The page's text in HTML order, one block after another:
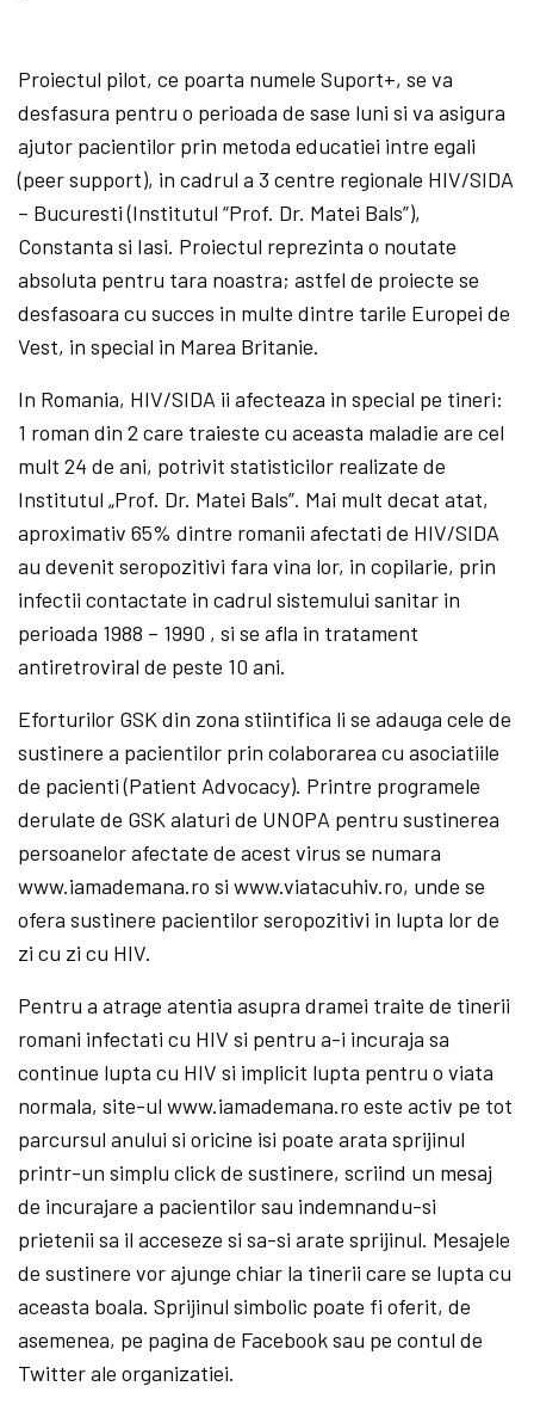
Proiectul pilot, ce poarta numele Suport+, se va
desfasura pentru o perioada de sase luni si va asigura
ajutor pacientilor prin metoda educatiei intre egali
(peer support), in cadrul a 3 centre regionale HIV/SIDA
– Bucuresti (Institutul “Prof. Dr. Matei Bals”),
Constanta si Iasi. Proiectul reprezinta o noutate
absoluta pentru tara noastra; astfel de proiecte se
desfasoara cu succes in multe dintre tarile Europei de
Vest, in special in Marea Britanie.
In Romania, HIV/SIDA ii afecteaza in special pe tineri:
1 roman din 2 care traieste cu aceasta maladie are cel
mult 24 de ani, potrivit statisticilor realizate de
Institutul „Prof. Dr. Matei Bals”. Mai mult decat atat,
aproximativ 65% dintre romanii afectati de HIV/SIDA
au devenit seropozitivi fara vina lor, in copilarie, prin
infectii contactate in cadrul sistemului sanitar in
perioada 1988 – 1990 , si se afla in tratament
antiretroviral de peste 10 ani.
Eforturilor GSK din zona stiintifica li se adauga cele de
sustinere a pacientilor prin colaborarea cu asociatiile
de pacienti (Patient Advocacy). Printre programele
derulate de GSK alaturi de UNOPA pentru sustinerea
persoanelor afectate de acest virus se numara
www.iamademana.ro si www.viatacuhiv.ro, unde se
ofera sustinere pacientilor seropozitivi in lupta lor de
zi cu zi cu HIV.
Pentru a atrage atentia asupra dramei traite de tinerii
romani infectati cu HIV si pentru a-i incuraja sa
continue lupta cu HIV si implicit lupta pentru o viata
normala, site-ul www.iamademana.ro este activ pe tot
parcursul anului si oricine isi poate arata sprijinul
printr-un simplu click de sustinere, scriind un mesaj
de incurajare a pacientilor sau indemnandu-si
prietenii sa il acceseze si sa-si arate sprijinul. Mesajele
de sustinere vor ajunge chiar la tinerii care se lupta cu
aceasta boala. Sprijinul simbolic poate fi oferit, de
asemenea, pe pagina de Facebook sau pe contul de
Twitter ale organizatiei.